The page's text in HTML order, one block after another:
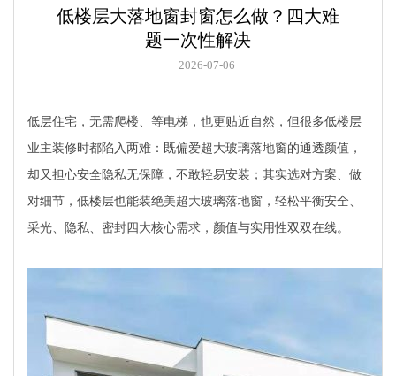
低楼层大落地窗封窗怎么做？四大难
题一次性解决
2026-07-06
低层住宅，无需爬楼、等电梯，也更贴近自然，但很多低楼层
业主装修时都陷入两难：既偏爱超大玻璃落地窗的通透颜值，
却又担心安全隐私无保障，不敢轻易安装；其实选对方案、做
对细节，低楼层也能装绝美超大玻璃落地窗，轻松平衡安全、
采光、隐私、密封四大核心需求，颜值与实用性双双在线。